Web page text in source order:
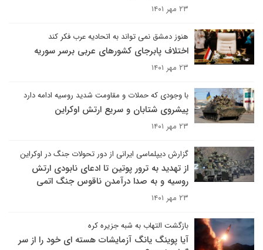
۲۳ مهر ۱۴۰۱
هنوز دمشق نمی تواند به اتحادیه عرب فکر کند
اختلاف پابرجای کشورهای عربی برسر سوریه
۲۳ مهر ۱۴۰۱
با وجودی که حملات و مقاومت شدید روسیه ادامه دارد
پیشروی شتابان و سریع ارتش اوکراین
۲۳ مهر ۱۴۰۱
گزارش دیپلماسی ایرانی از دور تحولات جنگ در اوکراین
از تهدید به ترور پوتین تا ادعای نابودی ارتش
روسیه و به صدا درآمدن ناقوس جنگ اتمی
۲۳ مهر ۱۴۰۱
بازگشت التهاب به شبه جزیره کره
آیا پوینگ یانگ آزمایشات هسته ای خود را از سر